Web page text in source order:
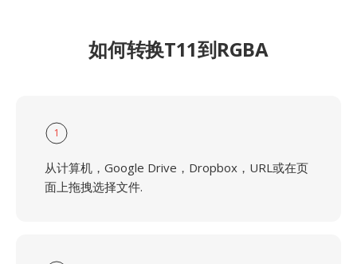
如何转换T11到RGBA
1
从计算机，Google Drive，Dropbox，URL或在页
面上拖拽选择文件.